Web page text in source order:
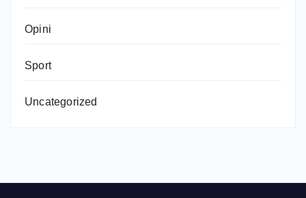
Opini
Sport
Uncategorized